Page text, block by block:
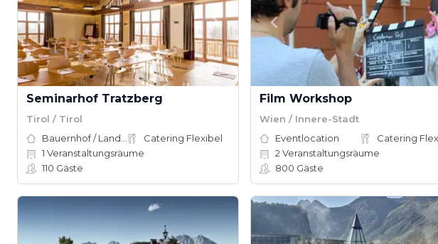
Seminarhof Tratzberg
Tirol / Tirol
Catering Flexibel
1 Veranstaltungsräume
110 Gäste
Film Workshop
Wien / Innere-Stadt
Eventlocation
Catering
2 Veranstaltungsräume
800 Gäste